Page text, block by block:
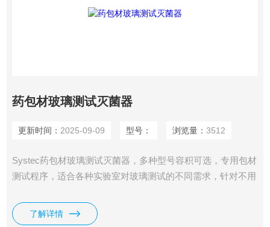
药包材玻璃测试灭菌器
更新时间： 2025-09-09 型号： 浏览量： 3512
Systec药包材玻璃测试灭菌器，多种型号容积可选，专用包材
测试程序，适合各种实验室对玻璃测试的不同需求，针对不用
了解详情